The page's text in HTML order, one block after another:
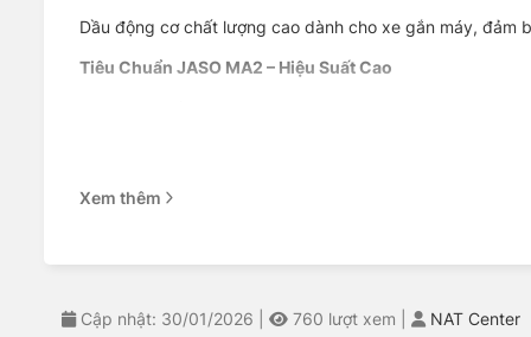
Dầu động cơ chất lượng cao dành cho xe gắn máy, đảm
Tiêu Chuẩn JASO MA2 – Hiệu Suất Cao
Sự tương hợp hoàn hảo với bộ lọc xúc tác, đảm bảo hệ
Hướng dẫn an toàn sử dụng, tránh tiếp xúc dầu nhớt với
Sử dụng thành phần chính là dầu gốc và phụ gia tổng
Xem thêm
Cập nhật: 30/01/2026 760 lượt xem NAT Center